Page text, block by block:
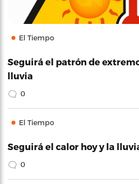
El Tiempo
Seguirá el patrón de
lluvia
0
El Tiempo
Seguirá el calor hoy y la
0